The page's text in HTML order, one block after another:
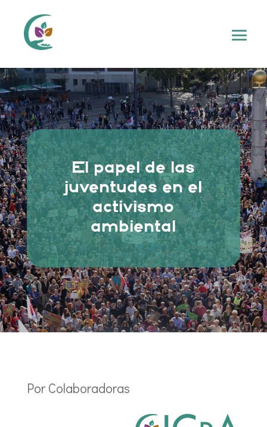
El papel de las
juventudes en el
activismo
ambiental
Por Colaboradoras